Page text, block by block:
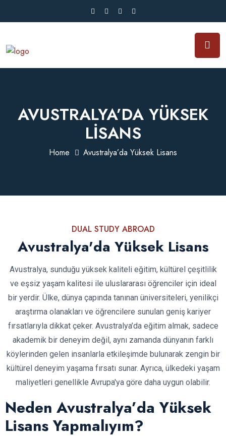
AVUSTRALYA’DA YÜKSEK
LISANS
Home Avustralya’da Yüksek Lisans
DUAL STUDY ABROAD
Avustralya'da Yüksek Lisans
Avustralya, sunduğu yüksek kaliteli eğitim, kültürel çeşitlilik
ve eşsiz yaşam kalitesi ile uluslararası öğrenciler için ideal
bir yerdir. Ülke, dünya çapında tanınan üniversiteleri, yenilikçi
araştırma olanakları ve öğrencilere sunulan geniş kariyer
fırsatlarıyla dikkat çeker. Avustralya’da eğitim almak, sadece
akademik bir deneyim değil, aynı zamanda dünyanın farklı
köylerinden gelen insanlarla etkileşimde bulunarak zengin bir
kültürel deneyim yaşama fırsatı sunar. Ayrıca, ülkedeki yaşam
maliyetleri genellikle Avrupa'ya göre daha uygun olabilir.
Neden Avustralya’da Yüksek
Lisans Yapmalıyım?